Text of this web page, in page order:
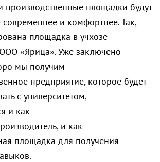
площадки будут
современнее и комфортнее. Так,
площадка в учхозе
«Ярица». Уже заключено
мы получим
предприятие, которое будет
с университетом,
и как
и как
площадка для получения